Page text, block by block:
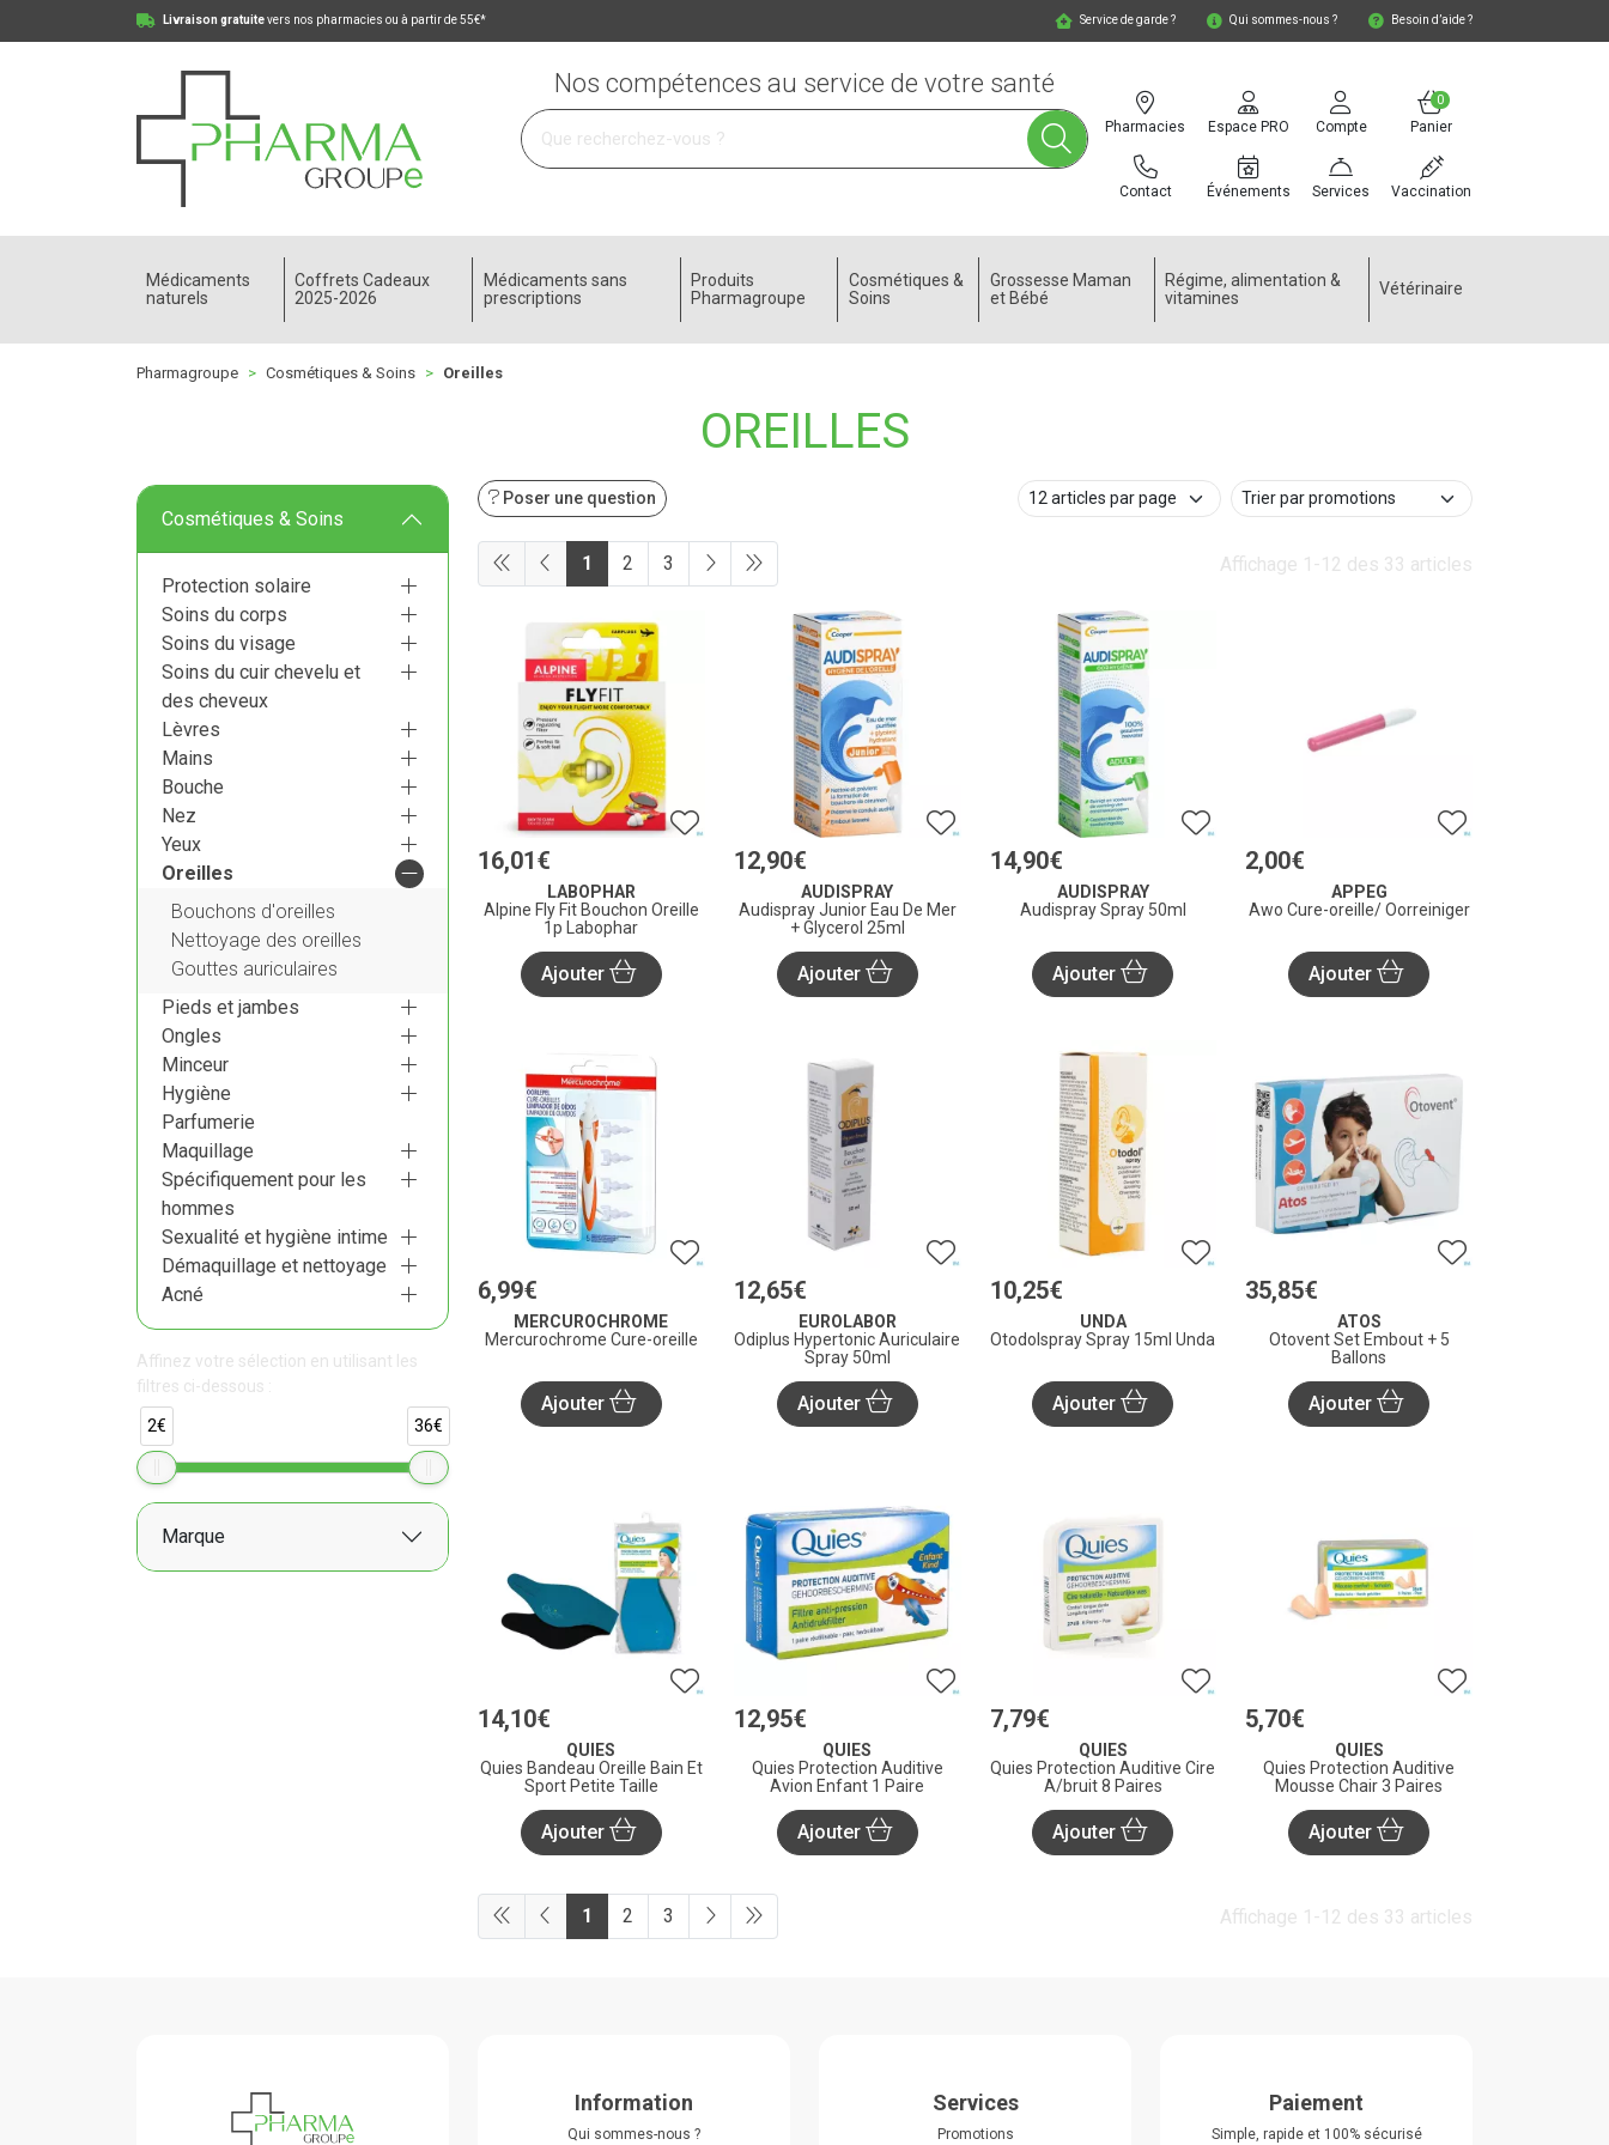
Livraison gratuitevers nos pharmacies ou à partir de 55€* Service de garde ? Qui sommes-nous ? Besoin d’aide ?
Pharmagroupe Votre pharmacie en ligne à votre service
Pharmacies
Contact
Espace PRO
Événements
Compte
Services
Panier
0
Vaccination
Nos compétences au service de votre santé
Médicaments
naturels
Coffrets Cadeaux
2025-2026
Médicaments sans
prescriptions
Produits
Pharmagroupe
Cosmétiques &
Soins
Grossesse Maman
et Bébé
Régime, alimentation &
vitamines
Vétérinaire
Pharmagroupe Cosmétiques & Soins Oreilles
OREILLES
Poser une question
Affichage 1-12 des 33 articles
1 2 3
16,01€
LABOPHAR
Alpine Fly Fit Bouchon Oreille
1p Labophar
Ajouter
12,90€
AUDISPRAY
Audispray Junior Eau De Mer
+ Glycerol 25ml
Ajouter
14,90€
AUDISPRAY
Audispray Spray 50ml
Ajouter
2,00€
APPEG
Awo Cure-oreille/ Oorreiniger
Ajouter
6,99€
MERCUROCHROME
Mercurochrome Cure-oreille
Ajouter
12,65€
EUROLABOR
Odiplus Hypertonic Auriculaire
Spray 50ml
Ajouter
10,25€
UNDA
Otodolspray Spray 15ml Unda
Ajouter
35,85€
ATOS
Otovent Set Embout + 5
Ballons
Ajouter
14,10€
QUIES
Quies Bandeau Oreille Bain Et
Sport Petite Taille
Ajouter
12,95€
QUIES
Quies Protection Auditive
Avion Enfant 1 Paire
Ajouter
7,79€
QUIES
Quies Protection Auditive Cire
A/bruit 8 Paires
Ajouter
5,70€
QUIES
Quies Protection Auditive
Mousse Chair 3 Paires
Ajouter
Affichage 1-12 des 33 articles
1 2 3
Cosmétiques & Soins
Protection solaire
Soins du corps
Soins du visage
Soins du cuir chevelu et
des cheveux
Lèvres
Mains
Bouche
Nez
Yeux
Oreilles
Bouchons d'oreilles
Nettoyage des oreilles
Gouttes auriculaires
Pieds et jambes
Ongles
Minceur
Hygiène
Parfumerie
Maquillage
Spécifiquement pour les
hommes
Sexualité et hygiène intime
Démaquillage et nettoyage
Acné
Affinez votre sélection en utilisant les
filtres ci-dessous :
2€ 36€
Marque
Information
Qui sommes-nous ?
Services
Promotions
Paiement
Simple, rapide et 100% sécurisé